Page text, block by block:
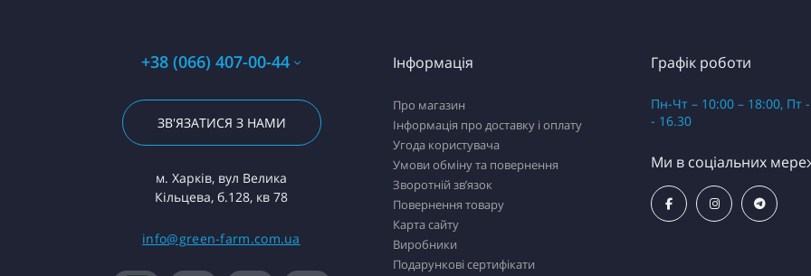
+38 (066) 407-00-44
ЗВ'ЯЗАТИСЯ З НАМИ
м. Харків, вул Велика
Кільцева, б.128, кв 78
info@green-farm.com.ua
Інформація
Про магазин
Інформація про доставку і оплату
Угода користувача
Умови обміну та повернення
Зворотній зв’язок
Повернення товару
Карта сайту
Виробники
Подарункові сертифікати
Графік роботи
Пн-Чт – 10:00 – 18:00, Пт
- 16.30
Ми в соціальних